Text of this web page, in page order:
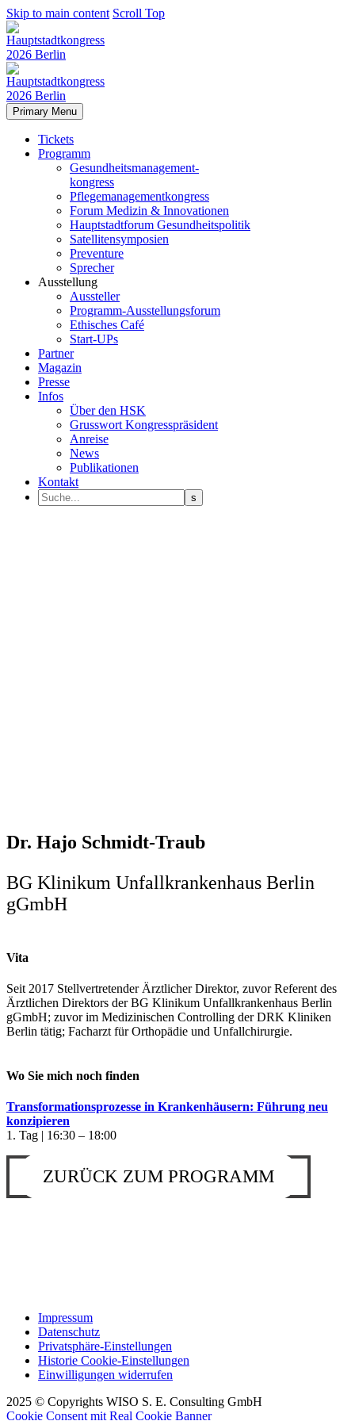
Skip to main content Scroll Top
Primary Menu
Tickets
Programm
Gesundheitsmanagement-
kongress
Pflegemanagementkongress
Forum Medizin & Innovationen
Hauptstadtforum Gesundheitspolitik
Satellitensymposien
Preventure
Sprecher
Ausstellung
Aussteller
Programm-Ausstellungsforum
Ethisches Café
Start-UPs
Partner
Magazin
Presse
Infos
Über den HSK
Grusswort Kongresspräsident
Anreise
News
Publikationen
Kontakt
Dr. Hajo Schmidt-Traub
BG Klinikum Unfallkrankenhaus Berlin
gGmbH
Vita
Seit 2017 Stellvertretender Ärztlicher Direktor, zuvor Referent des
Ärztlichen Direktors der BG Klinikum Unfallkrankenhaus Berlin
gGmbH; zuvor im Medizinischen Controlling der DRK Kliniken
Berlin tätig; Facharzt für Orthopädie und Unfallchirurgie.
Wo Sie mich noch finden
Transformationsprozesse in Krankenhäusern: Führung neu
konzipieren
1. Tag | 16:30 – 18:00
ZURÜCK ZUM PROGRAMM
Impressum
Datenschutz
Privatsphäre-Einstellungen
Historie Cookie-Einstellungen
Einwilligungen widerrufen
2025 © Copyrights WISO S. E. Consulting GmbH
Cookie Consent mit Real Cookie Banner